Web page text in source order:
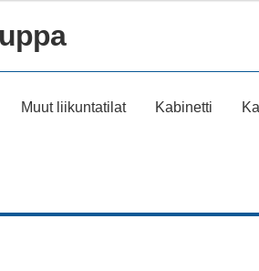
Muut liikuntatilat Kabinetti